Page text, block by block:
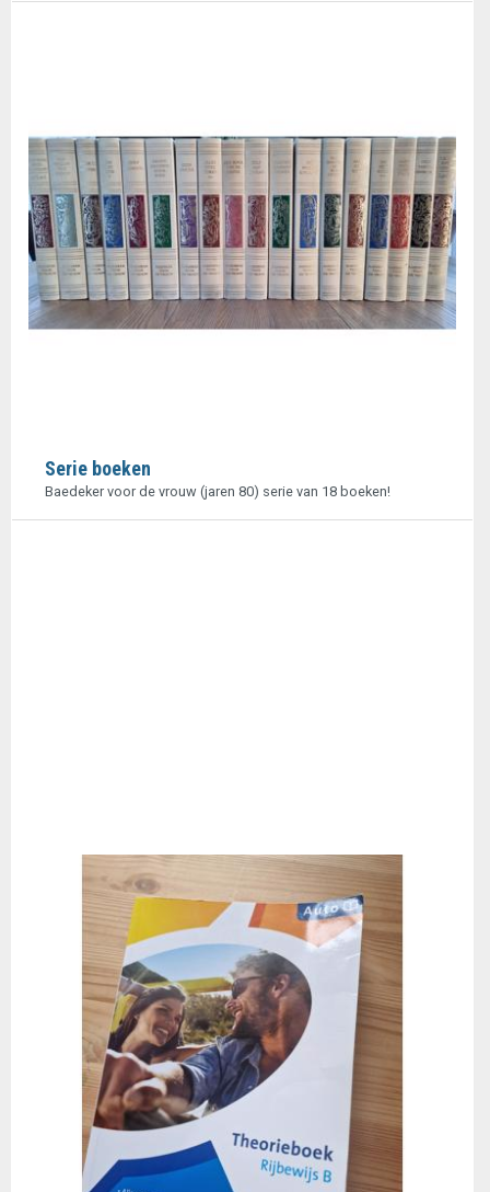
Serie boeken
Baedeker voor de vrouw (jaren 80) serie van 18 boeken!